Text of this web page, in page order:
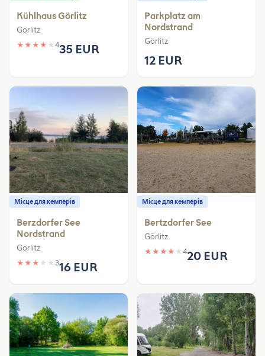
Kühlhaus Görlitz
Görlitz
★ ★ ★ ★ ★ 435 EUR
Parkplatz am
Nordstrand
Görlitz
12 EUR
Місце для кемперів
Berzdorfer See
Nordstrand
Görlitz
★ ★ ★ ★ ★ 316 EUR
Місце для кемперів
Bertzdorfer See
Görlitz
★ ★ ★ ★ ★ 420 EUR